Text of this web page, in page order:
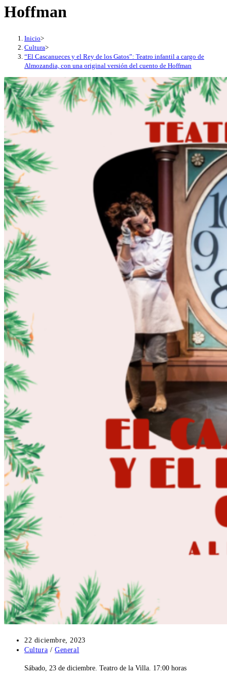
Hoffman
Inicio>
Cultura>
“El Cascanueces y el Rey de los Gatos”: Teatro infantil a cargo de
Almozandia, con una original versión del cuento de Hoffman
Publicación
de
entrada:
22 diciembre, 2023
Categoría
la
Cultura / General
Sábado, 23 de diciembre. Teatro de la Villa. 17:00 horas